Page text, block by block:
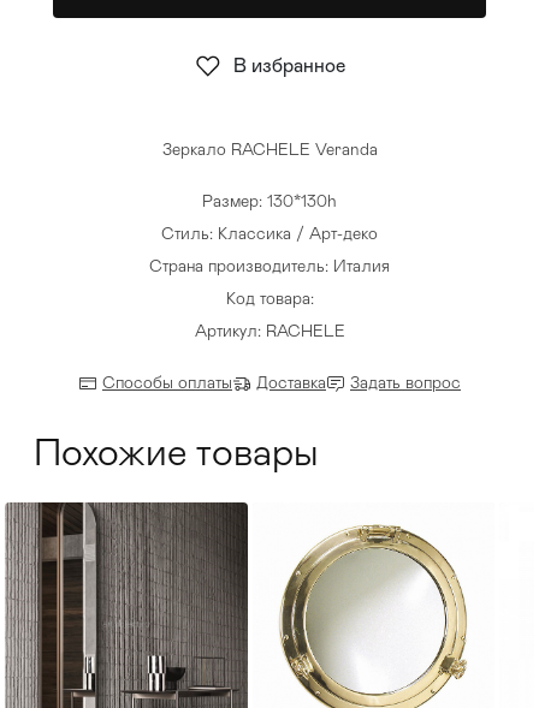
Зеркало RACHELE Veranda
Размер: 130*130h
Стиль: Классика / Арт-деко
Страна производитель: Италия
Код товара:
Артикул: RACHELE
Способы оплаты Доставка Задать вопрос
В избранное
Похожие товары